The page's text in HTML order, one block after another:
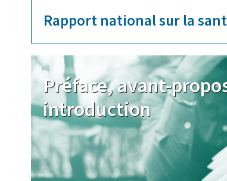
Rapport national sur la
Préface, avant-
introduction
Image